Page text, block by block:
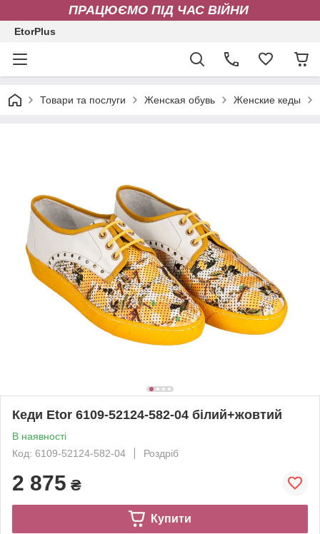
ПРАЦЮЄМО ПІД ЧАС ВІЙНИ
EtorPlus
Товари та послуги Женская обувь Женские кеды
Кеди Etor 6109-52124-582-04 білий+жовтий
В наявності
Код: 6109-52124-582-04
Роздріб
2 875 ₴
Купити